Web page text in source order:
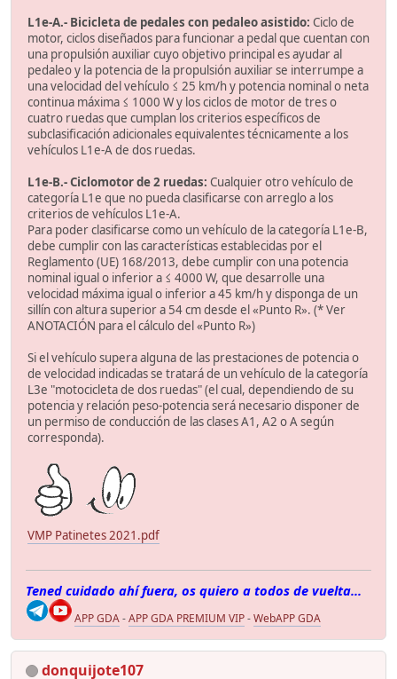
L1e-A.- Bicicleta de pedales con pedaleo asistido: Ciclo de
motor, ciclos diseñados para funcionar a pedal que cuentan con
una propulsión auxiliar cuyo objetivo principal es ayudar al
pedaleo y la potencia de la propulsión auxiliar se interrumpe a
una velocidad del vehículo ≤ 25 km/h y potencia nominal o neta
continua máxima ≤ 1000 W y los ciclos de motor de tres o
cuatro ruedas que cumplan los criterios específicos de
subclasificación adicionales equivalentes técnicamente a los
vehículos L1e-A de dos ruedas.
L1e-B.- Ciclomotor de 2 ruedas: Cualquier otro vehículo de
categoría L1e que no pueda clasificarse con arreglo a los
criterios de vehículos L1e-A.
Para poder clasificarse como un vehículo de la categoría L1e-B,
debe cumplir con las características establecidas por el
Reglamento (UE) 168/2013, debe cumplir con una potencia
nominal igual o inferior a ≤ 4000 W, que desarrolle una
velocidad máxima igual o inferior a 45 km/h y disponga de un
sillín con altura superior a 54 cm desde el «Punto R». (* Ver
ANOTACIÓN para el cálculo del «Punto R»)
Si el vehículo supera alguna de las prestaciones de potencia o
de velocidad indicadas se tratará de un vehículo de la categoría
L3e "motocicleta de dos ruedas" (el cual, dependiendo de su
potencia y relación peso-potencia será necesario disponer de
un permiso de conducción de las clases A1, A2 o A según
corresponda).
VMP Patinetes 2021.pdf
Tened cuidado ahí fuera, os quiero a todos de vuelta...
APP GDA-APP GDA PREMIUM VIP-WebAPP GDA
donquijote107